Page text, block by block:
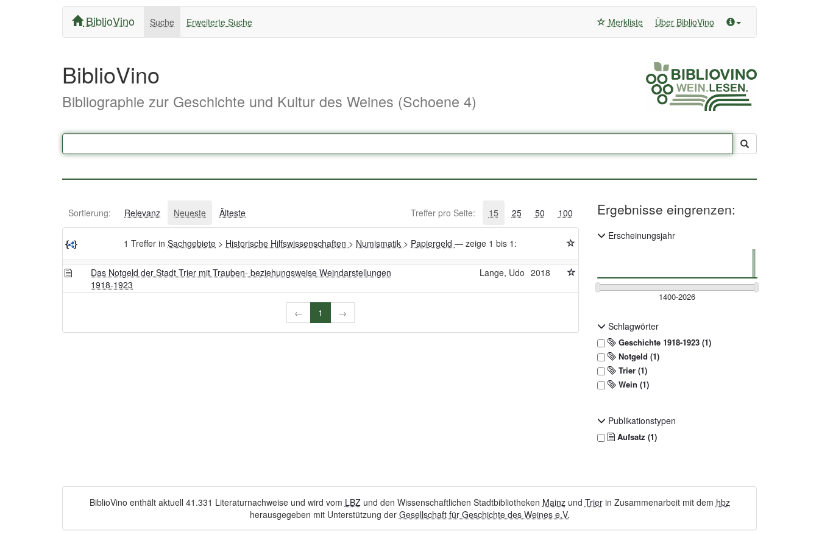
BiblioVino Suche Erweiterte Suche Merkliste Über BiblioVino
BiblioVino
Bibliographie zur Geschichte und Kultur des Weines (Schoene 4)
Sortierung: Relevanz Neueste Älteste Treffer pro Seite: 15 25 50 100
1 Treffer inSachgebiete > Historische Hilfswissenschaften > Numismatik > Papiergeld— zeige 1 bis 1:
Das Notgeld der Stadt Trier mit Trauben- beziehungsweise Weindarstellungen
1918-1923
Lange, Udo 2018
← 1 →
Ergebnisse eingrenzen:
Erscheinungsjahr
Schlagwörter
Geschichte 1918-1923 (1)
Notgeld (1)
Trier (1)
Wein (1)
Publikationstypen
Aufsatz (1)
BiblioVino enthält aktuell 41.331 Literaturnachweise und wird vom LBZund den Wissenschaftlichen Stadtbibliotheken Mainzund Trierin Zusammenarbeit mit dem hbz
herausgegeben mit Unterstützung der Gesellschaft für Geschichte des Weines e.V.